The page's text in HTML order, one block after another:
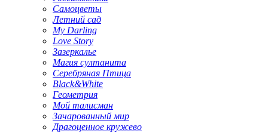
Самоцветы
Летний сад
My Darling
Love Story
Зазеркалье
Магия султанита
Серебряная Птица
Black&White
Геометрия
Мой талисман
Зачарованный мир
Драгоценное кружево